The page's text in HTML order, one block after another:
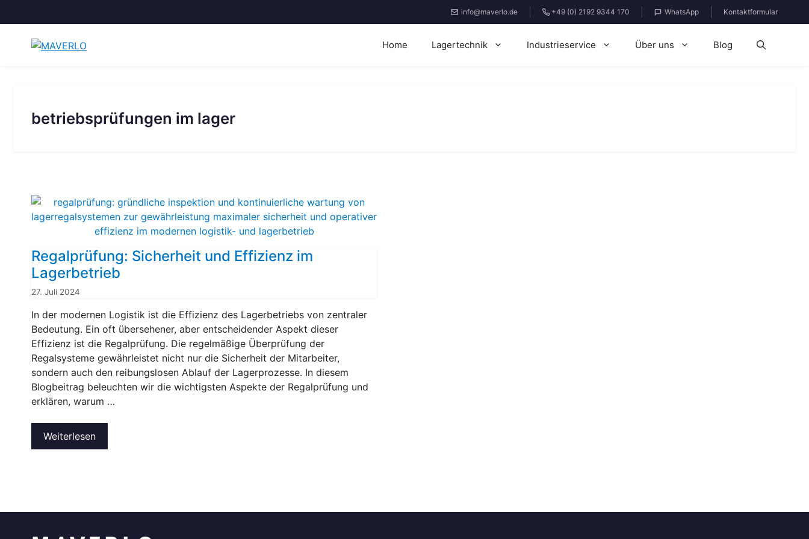
Inhalt
springen
info@maverlo.de +49 (0) 2192 9344 170 WhatsApp Kontaktformular
Home Lagertechnik Industrieservice Über uns Blog
betriebsprüfungen im lager
Regalprüfung: Sicherheit und Effizienz im
Lagerbetrieb
27. Juli 2024
In der modernen Logistik ist die Effizienz des Lagerbetriebs von zentraler
Bedeutung. Ein oft übersehener, aber entscheidender Aspekt dieser
Effizienz ist die Regalprüfung. Die regelmäßige Überprüfung der
Regalsysteme gewährleistet nicht nur die Sicherheit der Mitarbeiter,
sondern auch den reibungslosen Ablauf der Lagerprozesse. In diesem
Blogbeitrag beleuchten wir die wichtigsten Aspekte der Regalprüfung und
erklären, warum …
Weiterlesen